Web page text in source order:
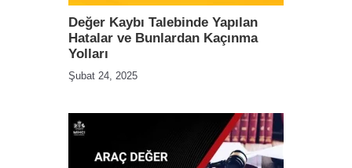
Değer Kaybı Talebinde Yapılan
Hatalar ve Bunlardan Kaçınma
Yolları
Şubat 24, 2025